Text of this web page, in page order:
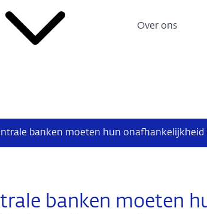
Over ons
banken moeten